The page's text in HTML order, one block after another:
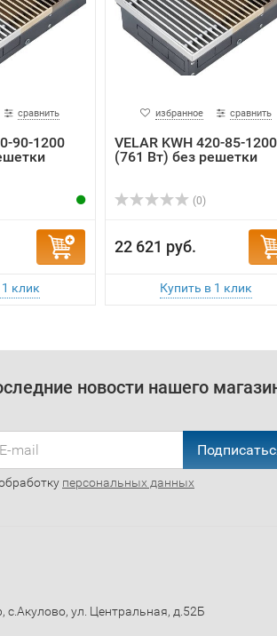
сравнить
90-1200
избранное сравнить
VELAR KWH 420-85-1200
(761 Вт) без решетки
(0)
22 621 руб.
новости нашего
персональных данных
с.Акулово, ул. Центральная, д.52Б